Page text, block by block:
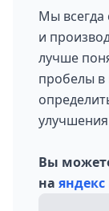
Мы всегда
и
лучше
пробелы в
Вы
на яндекс